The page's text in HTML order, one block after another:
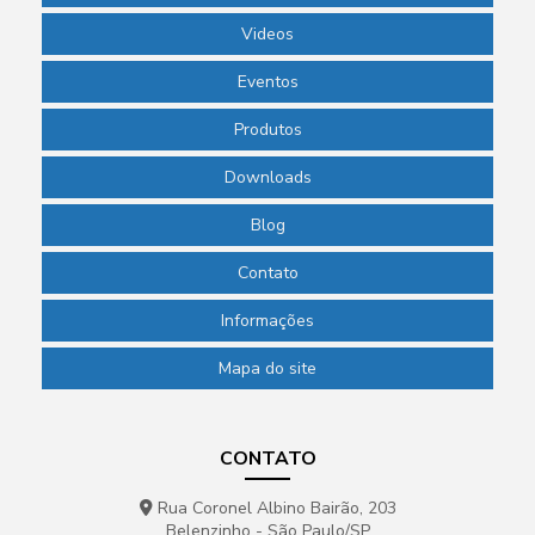
Papel filtro qualitativo
Papel filtro quantitativo
Picnômetro de vidro com termômetro
Pipeta para laboratório de química
Pipeta pasteur descartável
Videos
Eventos
Produtos
Downloads
Blog
Contato
Informações
Mapa do site
CONTATO
Rua Coronel Albino Bairão, 203